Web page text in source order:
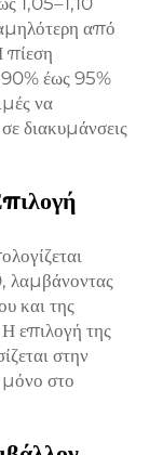
από
πίεση
90% έως 95%
να
διακυμάνσεις
λαμβάνοντας
και της
επιλογή της
στην
μόνο στο